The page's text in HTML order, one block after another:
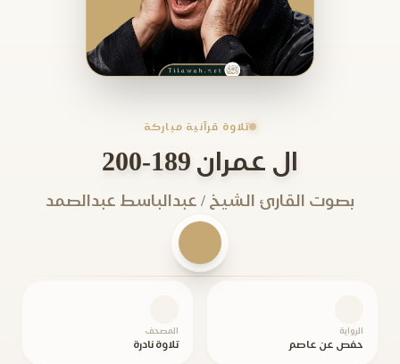
تلاوة قرآنية مباركة
ال عمران 189-200
بصوت القارئ الشيخ / عبدالباسط عبدالصمد
الرواية
حفص عن عاصم
المصحف
تلاوة نادرة